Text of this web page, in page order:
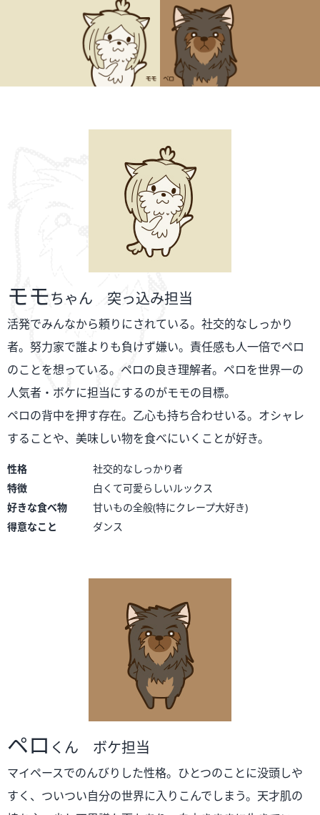
モモちゃん 突っ込み担当
活発でみんなから頼りにされている。社交的なしっかり
者。努力家で誰よりも負けず嫌い。責任感も人一倍でペロ
のことを想っている。ペロの良き理解者。ペロを世界一の
人気者・ボケに担当にするのがモモの目標。
ペロの背中を押す存在。乙心も持ち合わせいる。オシャレ
することや、美味しい物を食べにいくことが好き。
性格
社交的なしっかり者
特徴
白くて可愛らしいルックス
好きな食べ物
甘いもの全般(特にクレープ大好き)
得意なこと
ダンス
ペロ くん ボケ担当
マイペースでのんびりした性格。ひとつのことに没頭しや
すく、ついつい自分の世界に入りこんでしまう。天才肌の